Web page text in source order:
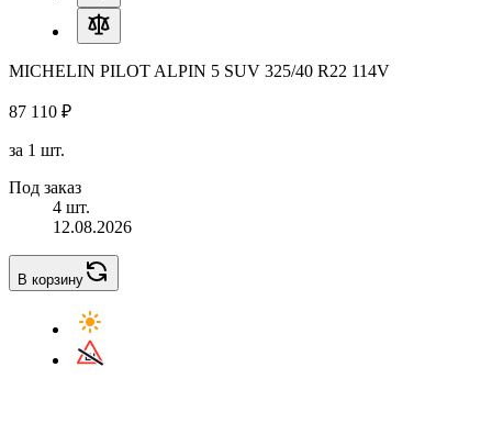
MICHELIN PILOT ALPIN 5 SUV 325/40 R22 114V
87 110 ₽
за 1 шт.
Под заказ
4 шт.
12.08.2026
В корзину